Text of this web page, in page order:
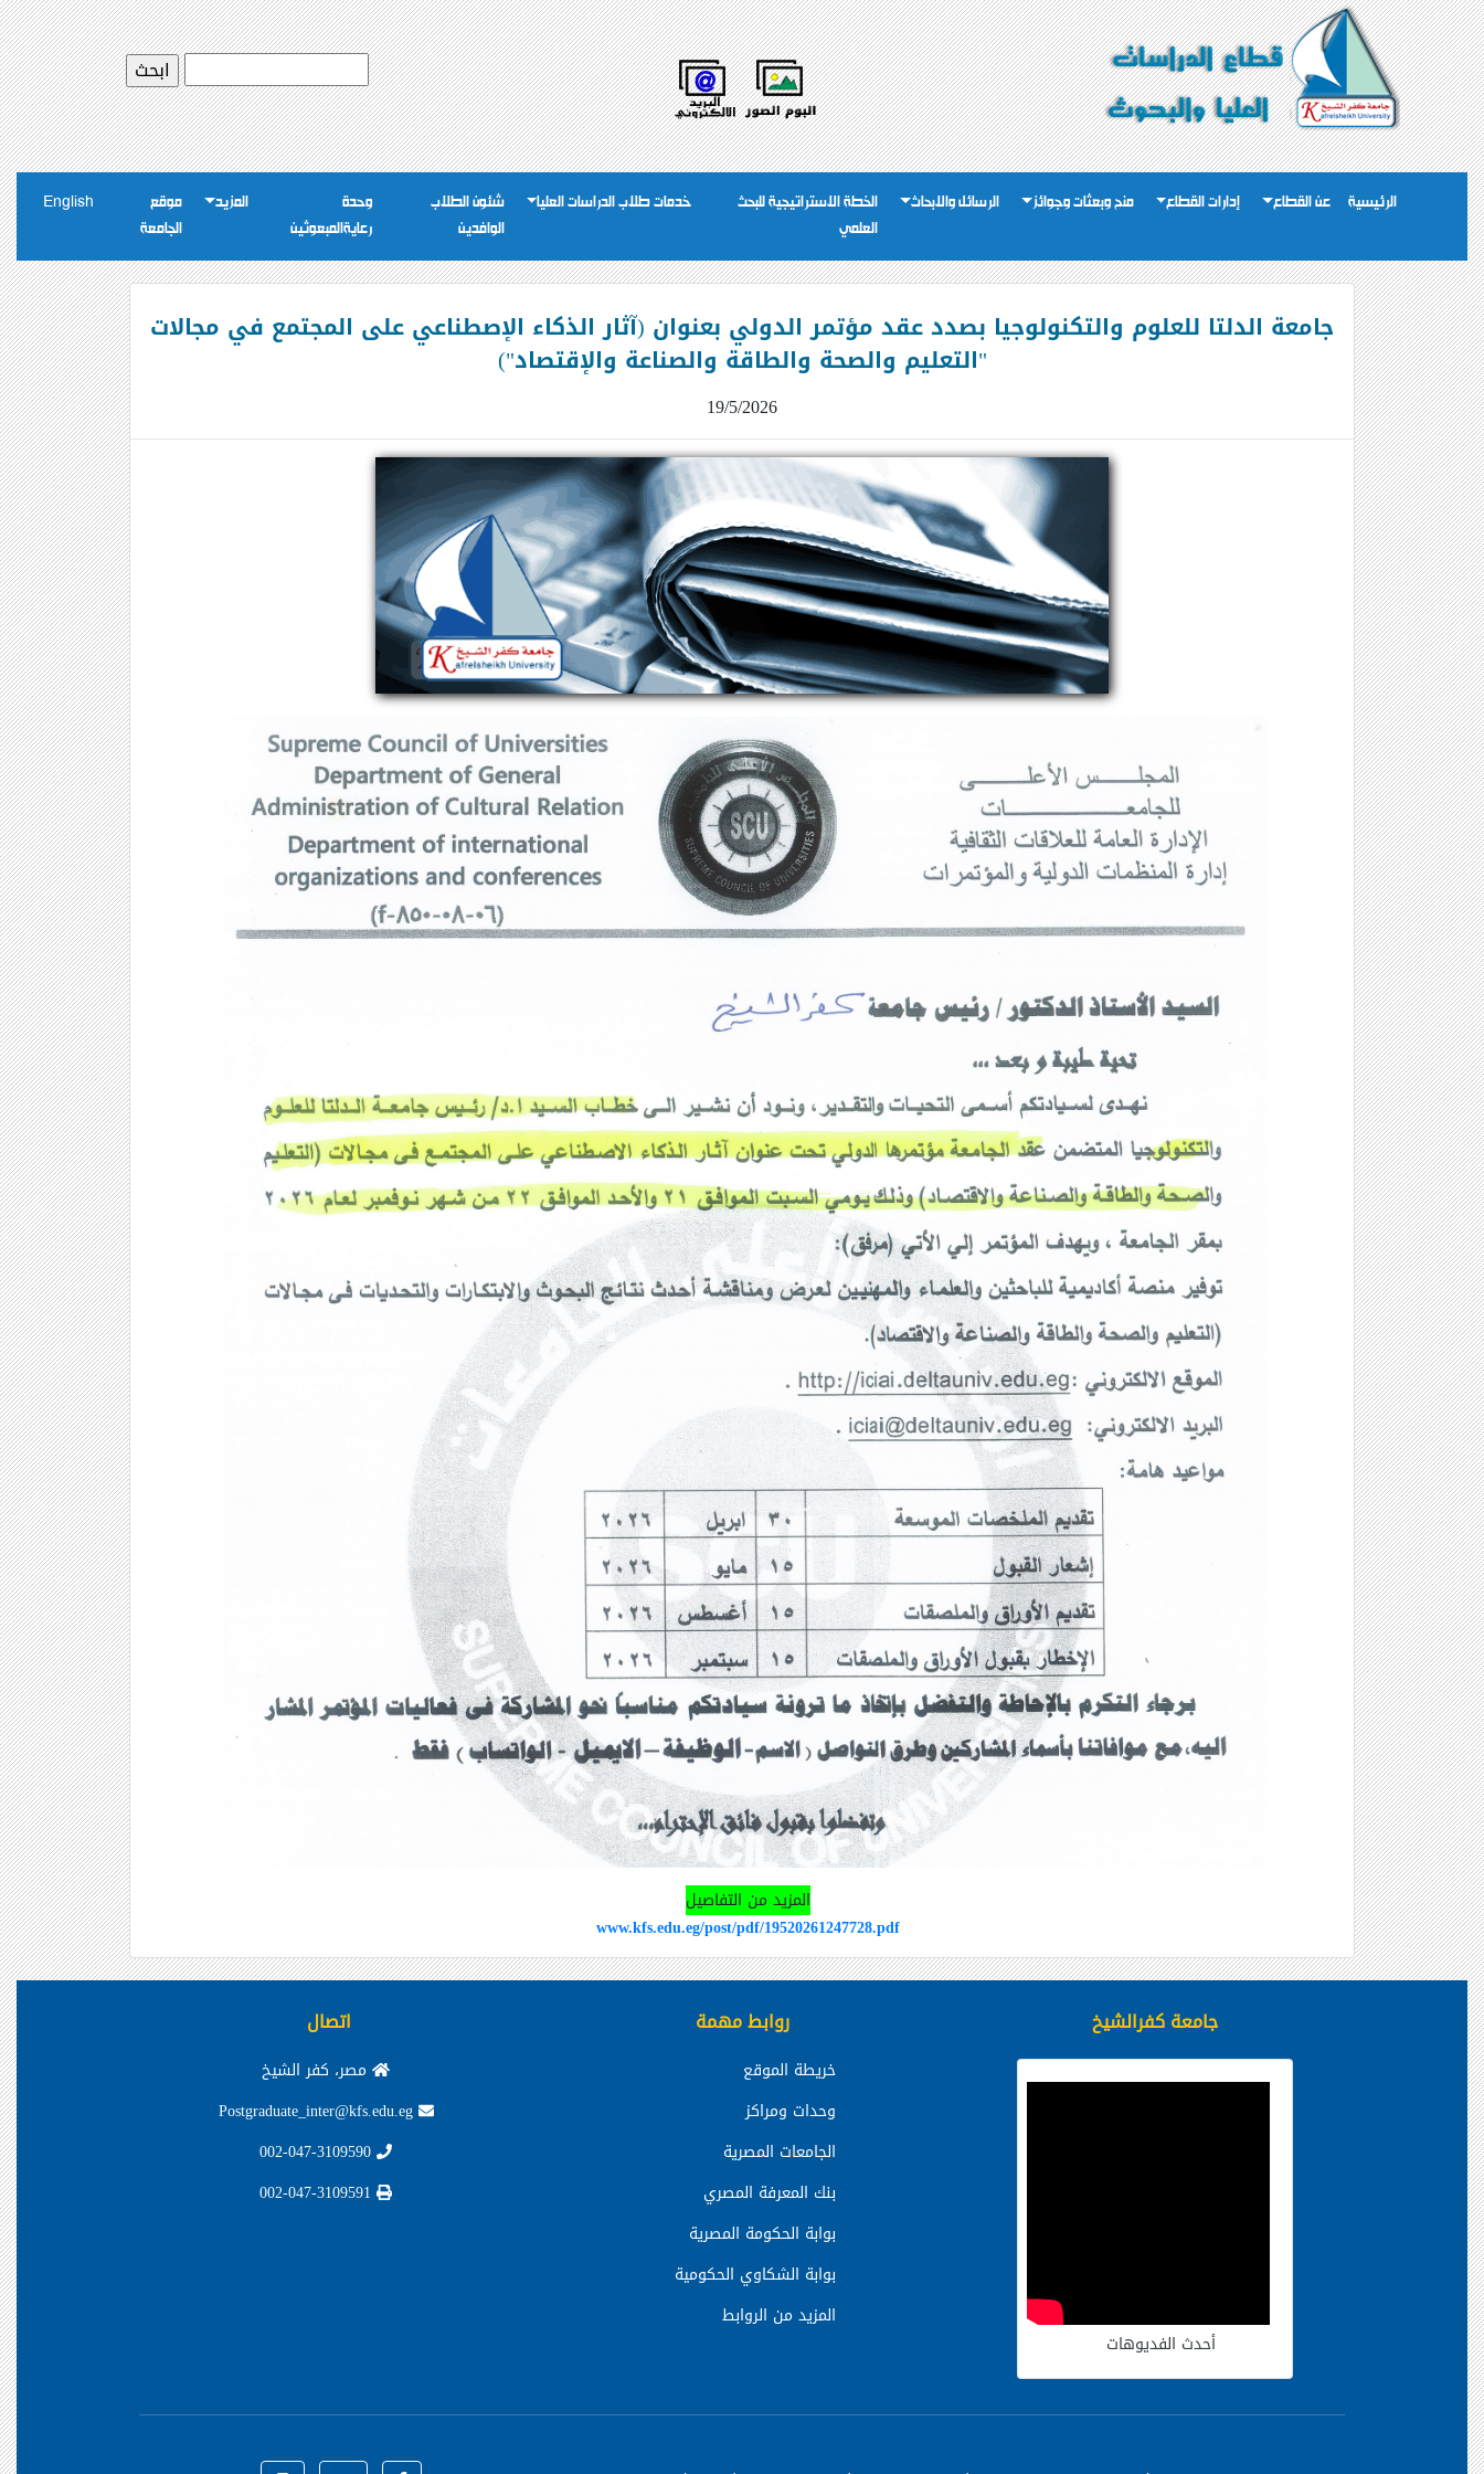
الرئيسية عن القطاع إدارات القطاع منح وبعثات وجوائز الرسائل والابحاث
الخطة الاستراتيجية للبحث
العلمي
خدمات طلاب الدراسات العليا
شئون الطلاب
الوافدين
وحدة
رعايةالمبعوثين
المزيد
موقع
الجامعة
English
جامعة الدلتا للعلوم والتكنولوجيا بصدد عقد مؤتمر الدولي بعنوان (آثار الذكاء الإصطناعي على المجتمع في مجالات
"التعليم والصحة والطاقة والصناعة والإقتصاد")
19/5/2026
المزيد من التفاصيل
www.kfs.edu.eg/post/pdf/19520261247728.pdf
جامعة كفرالشيخ
أحدث الفديوهات
روابط مهمة
خريطة الموقع
وحدات ومراكز
الجامعات المصرية
بنك المعرفة المصري
بوابة الحكومة المصرية
بوابة الشكاوي الحكومية
المزيد من الروابط
اتصال
مصر، كفر الشيخ
Postgraduate_inter@kfs.edu.eg